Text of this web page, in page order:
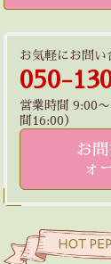
お気軽にお問い
050-
営業時間 9:00
間16:00）
お
ォ